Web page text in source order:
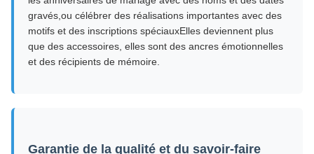
gravés,ou célébrer des réalisations importantes avec des
motifs et des inscriptions spéciauxElles deviennent plus
que des accessoires, elles sont des ancres émotionnelles
et des récipients de mémoire.
Garantie de la qualité et du savoir-faire